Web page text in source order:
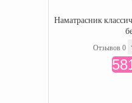
Наматрасник
Отзывов 0